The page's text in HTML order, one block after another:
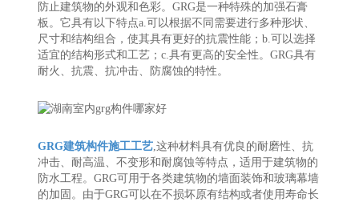
防止建筑物的外观和色彩。GRG是一种特殊的加强石膏
板。它具有以下特点a.可以根据不同需要进行多种形状、
尺寸和结构组合，使其具有更好的抗震性能；b.可以选择
适宜的结构形式和工艺；c.具有更高的安全性。GRG具有
耐火、抗震、抗冲击、防腐蚀的特性。
GRG建筑构件施工工艺,这种材料具有优良的耐磨性、抗
冲击、耐高温、不变形和耐腐蚀等特点，适用于建筑物的
防水工程。GRG可用于各类建筑物的墙面装饰和玻璃幕墙
的加固。由于GRG可以在不损坏原有结构或者使用寿命长